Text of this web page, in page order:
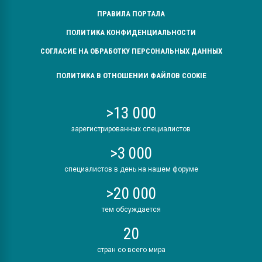
ПРАВИЛА ПОРТАЛА
ПОЛИТИКА КОНФИДЕНЦИАЛЬНОСТИ
СОГЛАСИЕ НА ОБРАБОТКУ ПЕРСОНАЛЬНЫХ ДАННЫХ
ПОЛИТИКА В ОТНОШЕНИИ ФАЙЛОВ COOKIE
>13 000
зарегистрированных специалистов
>3 000
специалистов в день на нашем форуме
>20 000
тем обсуждается
20
стран со всего мира